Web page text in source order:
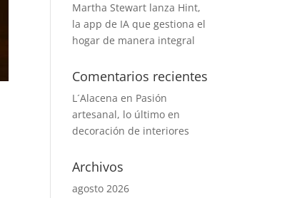
Martha Stewart lanza Hint,
la app de IA que gestiona el
hogar de manera integral
Comentarios recientes
L´Alacena en Pasión
artesanal, lo último en
decoración de interiores
Archivos
agosto 2026